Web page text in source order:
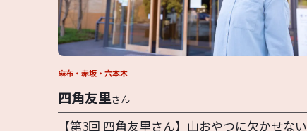
麻布・赤坂・六本木
四角友里さん
【第3回 四角友里さん】山おやつに欠かせない